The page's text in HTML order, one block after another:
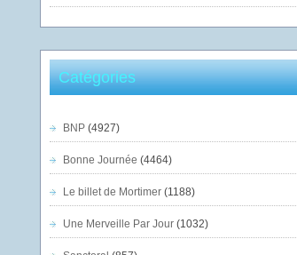
Catégories
BNP(4927)
Bonne Journée (4464)
Le billet de Mortimer(1188)
Une Merveille Par Jour(1032)